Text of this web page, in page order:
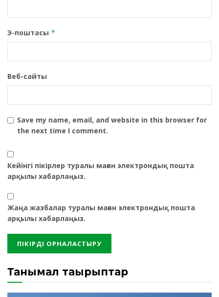
Э-поштасы *
Веб-сайты
Save my name, email, and website in this browser for
the next time I comment.
Кейінгі пікірлер туралы маған электрондық пошта
арқылы хабарлаңыз.
Жаңа жазбалар туралы маған электрондық пошта
арқылы хабарлаңыз.
Танымал тақырыптар